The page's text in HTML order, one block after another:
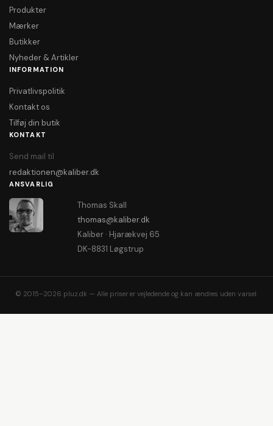
Produkter
Mærker
Butikker
Nyheder & Artikler
INFORMATION
Privatlivspolitik
Kontakt os
Tilføj din butik
KONTAKT
Send mail til
redaktionen@kaliber.dk
ANSVARLIG
Thomas Skall
thomas@kaliber.dk
Kaliber · Hjarækvej 65
DK-8831 Løgstrup
© 2015–2026 pluz.dk — Alle priser er vejledende og kan ændres uden varsel.